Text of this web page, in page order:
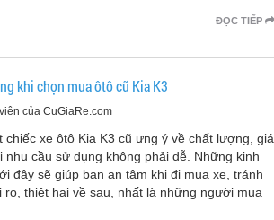
ĐỌC TIẾP
khi chọn mua ôtô cũ Kia K3
của CuGiaRe.com
chiếc xe ôtô Kia K3 cũ ưng ý về chất lượng, giá
nhu cầu sử dụng không phải dễ. Những kinh
đây sẽ giúp bạn an tâm khi đi mua xe, tránh
thiệt hại về sau, nhất là những người mua